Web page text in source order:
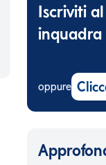
Iscriviti
inquadra
oppure